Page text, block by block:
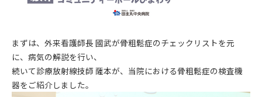
まずは、外来看護師長 國武が骨粗鬆症のチェックリストを元
に、病気の解説を行い、
続いて診療放射線技師 薩本が、当院における骨粗鬆症の検査機
器をご紹介しました。